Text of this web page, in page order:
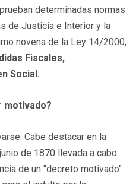
determinadas normas
de Justicia e Interior y la
novena de la Ley 14/2000,
Fiscales,
Social.
motivado?
Cabe destacar en la
de 1870 llevada a cabo
de un "decreto motivado"